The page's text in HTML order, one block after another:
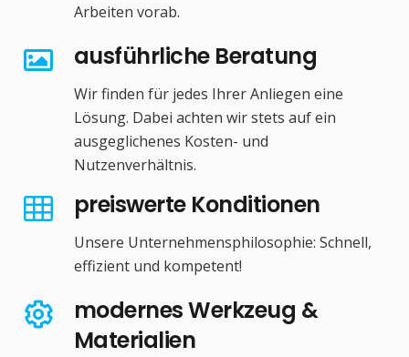
Arbeiten vorab.
ausführliche Beratung
Wir finden für jedes Ihrer Anliegen eine
Lösung. Dabei achten wir stets auf ein
ausgeglichenes Kosten- und
Nutzenverhältnis.
preiswerte Konditionen
Unsere Unternehmensphilosophie: Schnell,
effizient und kompetent!
modernes Werkzeug &
Materialien